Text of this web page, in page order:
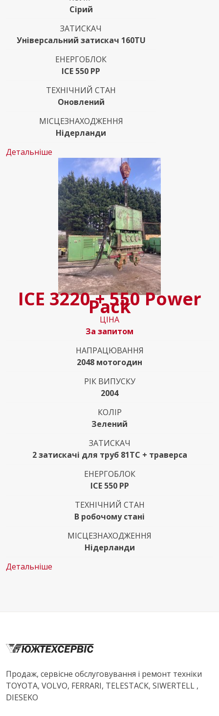
Сірий
ЗАТИСКАЧ
Універсальний затискач 160TU
ЕНЕРГОБЛОК
ICE 550 PP
ТЕХНІЧНИЙ СТАН
Оновлений
МІСЦЕЗНАХОДЖЕННЯ
Нідерланди
Детальніше
ICE 3220 + 550 Power
Pack
ЦІНА
За запитом
НАПРАЦЮВАННЯ
2048 мотогодин
РІК ВИПУСКУ
2004
КОЛІР
Зелений
ЗАТИСКАЧ
2 затискачі для труб 81TС + траверса
ЕНЕРГОБЛОК
ICE 550 PP
ТЕХНІЧНИЙ СТАН
В робочому стані
МІСЦЕЗНАХОДЖЕННЯ
Нідерланди
Детальніше
Продаж, сервісне обслуговування і ремонт техніки
TOYOTA, VOLVO, FERRARI, TELESTACK, SIWERTELL ,
DIESEKO